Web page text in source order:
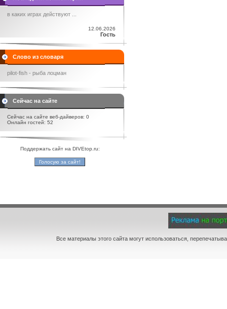
в каких играх действуют ...
12.06.2026
Гость
Слово из словаря
pilot-fish - рыба лоцман
Сейчас на сайте
Сейчас на сайте веб-дайверов: 0
Онлайн гостей: 52
Поддержать сайт на DIVEtop.ru:
Все материалы этого сайта могут использоваться,